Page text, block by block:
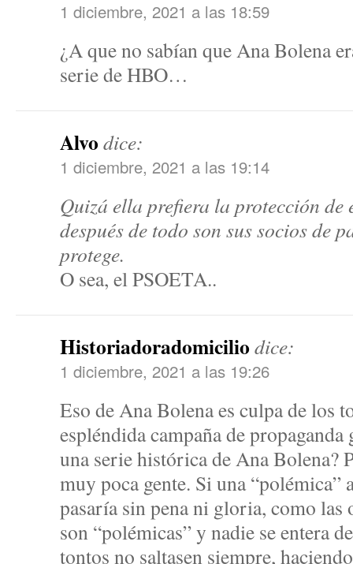
1 diciembre, 2021 a las 18:59
¿A que no sabían que Ana Bolena
serie de HBO…
Alvodice:
1 diciembre, 2021 a las 19:14
Quizá ella prefiera la protección de
después de todo son sus socios de
protege.
O sea, el PSOETA..
Historiadoradomiciliodice:
1 diciembre, 2021 a las 19:26
Eso de Ana Bolena es culpa de los
espléndida campaña de
una serie histórica de Ana Bolena?
muy poca gente. Si una “polémica”
pasaría sin pena ni gloria, como las
son “polémicas” y nadie se entera
tontos no saltasen siempre,